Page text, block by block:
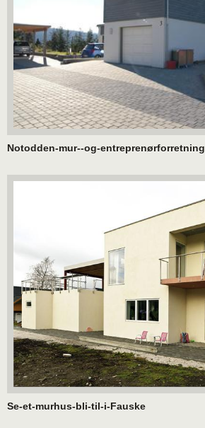
Notodden-mur--og-entreprenørforretning
Se-et-murhus-bli-til-i-Fauske